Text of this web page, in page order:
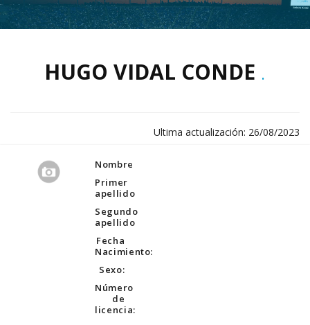
HUGO VIDAL CONDE .
Ultima actualización: 26/08/2023
Nombre
Primer
apellido
Segundo
apellido
Fecha
Nacimiento:
Sexo:
Número
de
licencia: